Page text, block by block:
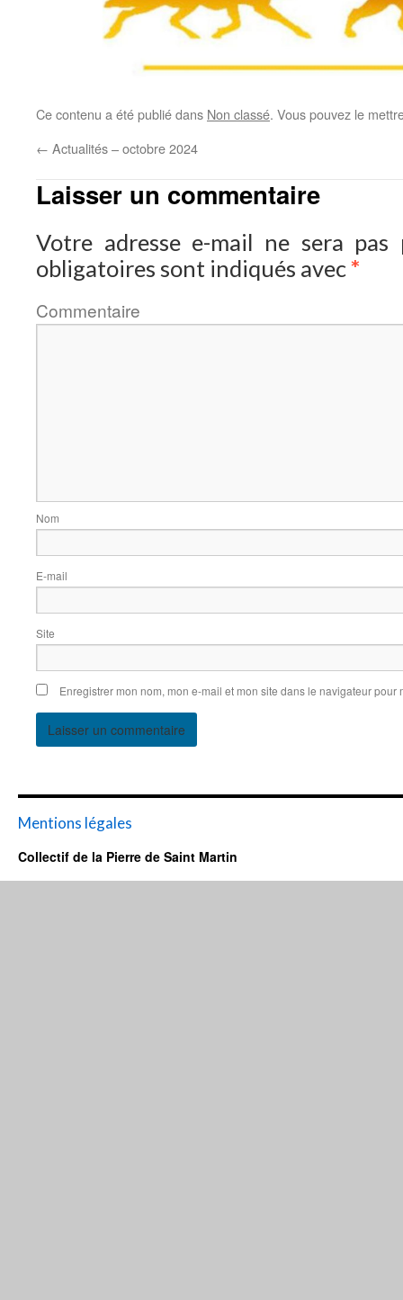
Ce contenu a été publié dans Non classé. Vous pouvez le
← Actualités – octobre 2024
Laisser un commentaire
Votre adresse e-mail ne sera pas
obligatoires sont indiqués avec*
E-
Site
Enregistrer mon nom, mon e-mail et mon site dans le navigateur pour
Mentions légales
Collectif de la Pierre de Saint Martin